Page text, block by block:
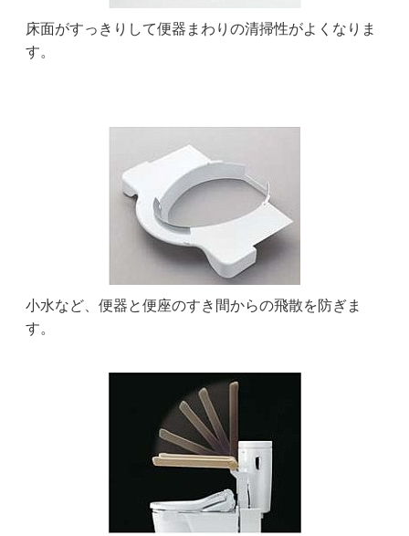
床面がすっきりして便器まわりの清掃性がよくなりま
す。
小水など、便器と便座のすき間からの飛散を防ぎま
す。